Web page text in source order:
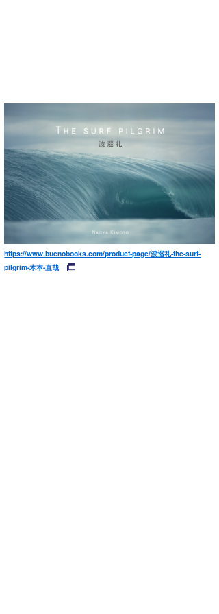
https://www.buenobooks.com/product-page/波巡礼-the-surf-
pilgrim-木本-直哉